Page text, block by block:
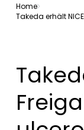
Home
Takeda erhält